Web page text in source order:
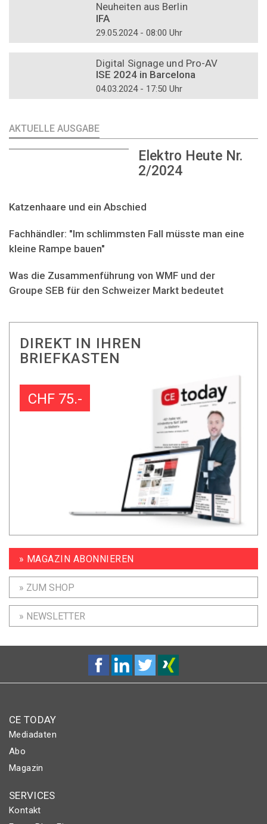
Neuheiten aus Berlin
IFA
29.05.2024 - 08:00 Uhr
Digital Signage und Pro-AV
ISE 2024 in Barcelona
04.03.2024 - 17:50 Uhr
AKTUELLE AUSGABE
Elektro Heute Nr.
2/2024
Katzenhaare und ein Abschied
Fachhändler: "Im schlimmsten Fall müsste man eine
kleine Rampe bauen"
Was die Zusammenführung von WMF und der
Groupe SEB für den Schweizer Markt bedeutet
DIREKT IN IHREN
BRIEFKASTEN
CHF 75.-
» MAGAZIN ABONNIEREN
» ZUM SHOP
» NEWSLETTER
CE TODAY
Mediadaten
Abo
Magazin
SERVICES
Kontakt